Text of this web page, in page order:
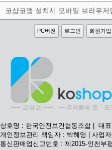
PC버전 로그인 회원가입
상호명 : 한국안전보건협동조합 | 대
개인정보관리 책임자 : 박혜영 | 사업
통신판매업신고번호 : 제2015-인천부